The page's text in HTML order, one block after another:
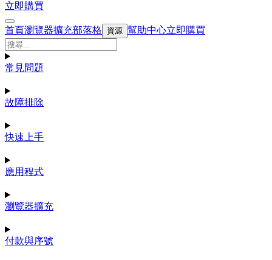
立即購買
首頁瀏覽器擴充部落格 資源 幫助中心立即購買
常見問題
故障排除
快速上手
應用程式
瀏覽器擴充
付款與序號